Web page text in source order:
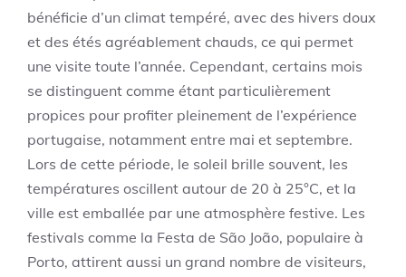
bénéficie d’un climat tempéré, avec des hivers doux
et des étés agréablement chauds, ce qui permet
une visite toute l’année. Cependant, certains mois
se distinguent comme étant particulièrement
propices pour profiter pleinement de l’expérience
portugaise, notamment entre mai et septembre.
Lors de cette période, le soleil brille souvent, les
températures oscillent autour de 20 à 25°C, et la
ville est emballée par une atmosphère festive. Les
festivals comme la Festa de São João, populaire à
Porto, attirent aussi un grand nombre de visiteurs,